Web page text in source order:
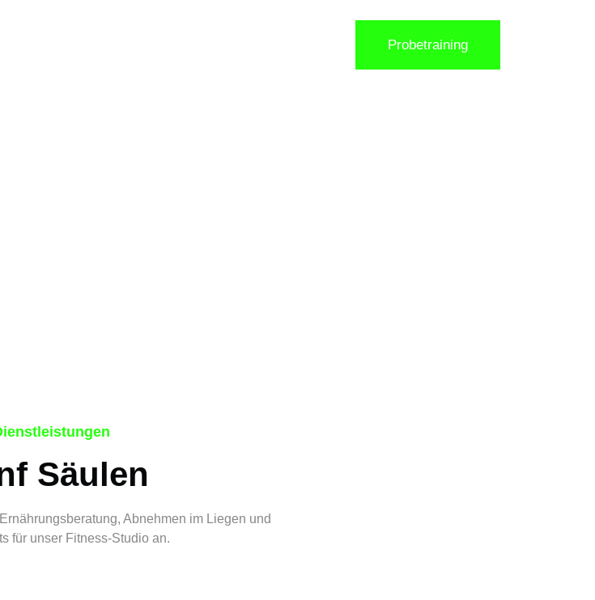
Probetraining
Säulen
Abnehmen im Liegen und
für unser Fitness-Studio an.